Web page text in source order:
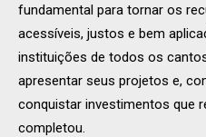
fundamental para tornar os
acessíveis, justos e bem
instituições de todos os
apresentar seus projetos e,
conquistar investimentos que
completou.